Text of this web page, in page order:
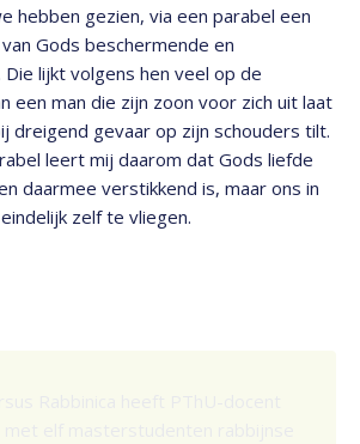
hebben gezien, via een parabel een
Gods beschermende en
lijkt volgens hen veel op de
een man die zijn zoon voor zich uit laat
dreigend gevaar op zijn schouders tilt.
leert mij daarom dat Gods liefde
daarmee verstikkend is, maar ons in
zelf te vliegen.